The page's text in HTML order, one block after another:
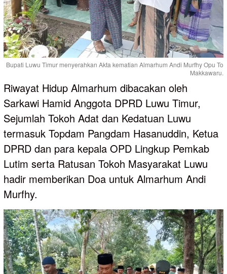
Bupati Luwu Timur menyerahkan Akta kematian Almarhum Andi Murfhy Opu To
Makkawaru.
Riwayat Hidup Almarhum dibacakan oleh
Sarkawi Hamid Anggota DPRD Luwu Timur,
Sejumlah Tokoh Adat dan Kedatuan Luwu
termasuk Topdam Pangdam Hasanuddin, Ketua
DPRD dan para kepala OPD Lingkup Pemkab
Lutim serta Ratusan Tokoh Masyarakat Luwu
hadir memberikan Doa untuk Almarhum Andi
Murfhy.